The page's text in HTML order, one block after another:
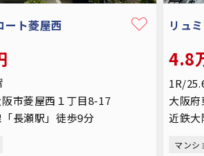
ート菱屋西
市菱屋西１丁目8-17
長瀬駅」徒歩9分
リュ
4.8
1R/
大阪
近鉄
マンシ